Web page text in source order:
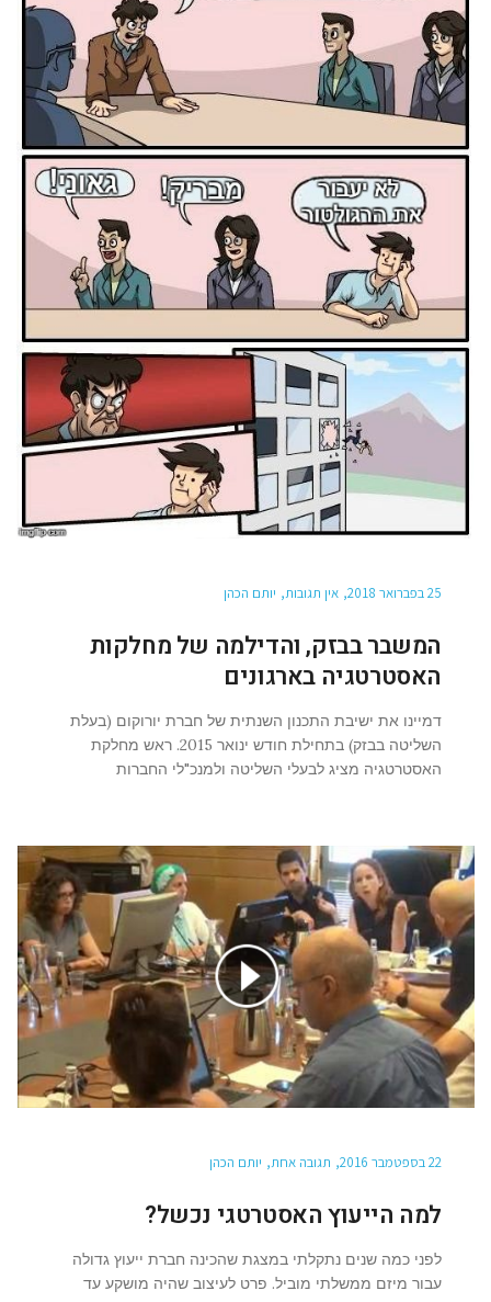
25 בפברואר 2018 אין תגובות יותם הכהן
המשבר בבזק, והדילמה של מחלקות
האסטרטגיה בארגונים
דמיינו את ישיבת התכנון השנתית של חברת יורוקום (בעלת
השליטה בבזק) בתחילת חודש ינואר 2015. ראש מחלקת
האסטרטגיה מציג לבעלי השליטה ולמנכ"לי החברות
22 בספטמבר 2016 תגובה אחת יותם הכהן
למה הייעוץ האסטרטגי נכשל?
לפני כמה שנים נתקלתי במצגת שהכינה חברת ייעוץ גדולה
עבור מיזם ממשלתי מוביל. פרט לעיצוב שהיה מושקע עד